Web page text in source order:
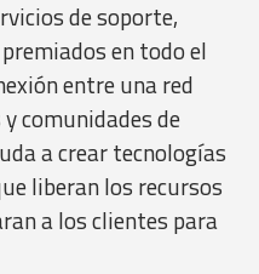
de soporte,
en todo el
entre una red
comunidades de
a crear tecnologías
liberan los recursos
a los clientes para